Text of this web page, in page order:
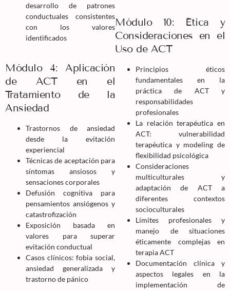
desarrollo de patrones
conductuales consistentes
con los valores
identificados
Módulo 4: Aplicación
de ACT en el
Tratamiento de la
Ansiedad
Trastornos de ansiedad
desde la evitación
experiencial
Técnicas de aceptación para
síntomas ansiosos y
sensaciones corporales
Defusión cognitiva para
pensamientos ansiógenos y
catastrofización
Exposición basada en
valores para superar
evitación conductual
Casos clínicos: fobia social,
ansiedad generalizada y
trastorno de pánico
Módulo 10: Ética y
Consideraciones en el
Uso de ACT
Principios éticos
fundamentales en la
práctica de ACT y
responsabilidades
profesionales
La relación terapéutica en
ACT: vulnerabilidad
terapéutica y modeling de
flexibilidad psicológica
Consideraciones
multiculturales y
adaptación de ACT a
diferentes contextos
socioculturales
Límites profesionales y
manejo de situaciones
éticamente complejas en
terapia ACT
Documentación clínica y
aspectos legales en la
implementación de